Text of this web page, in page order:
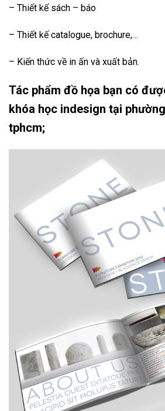
– Thiết kế sách – báo
– Thiết kế catalogue, brochure,…
– Kiến thức về in ấn và xuất bản.
Tác phẩm đồ họa bạn có
khóa học indesign tại
tphcm;